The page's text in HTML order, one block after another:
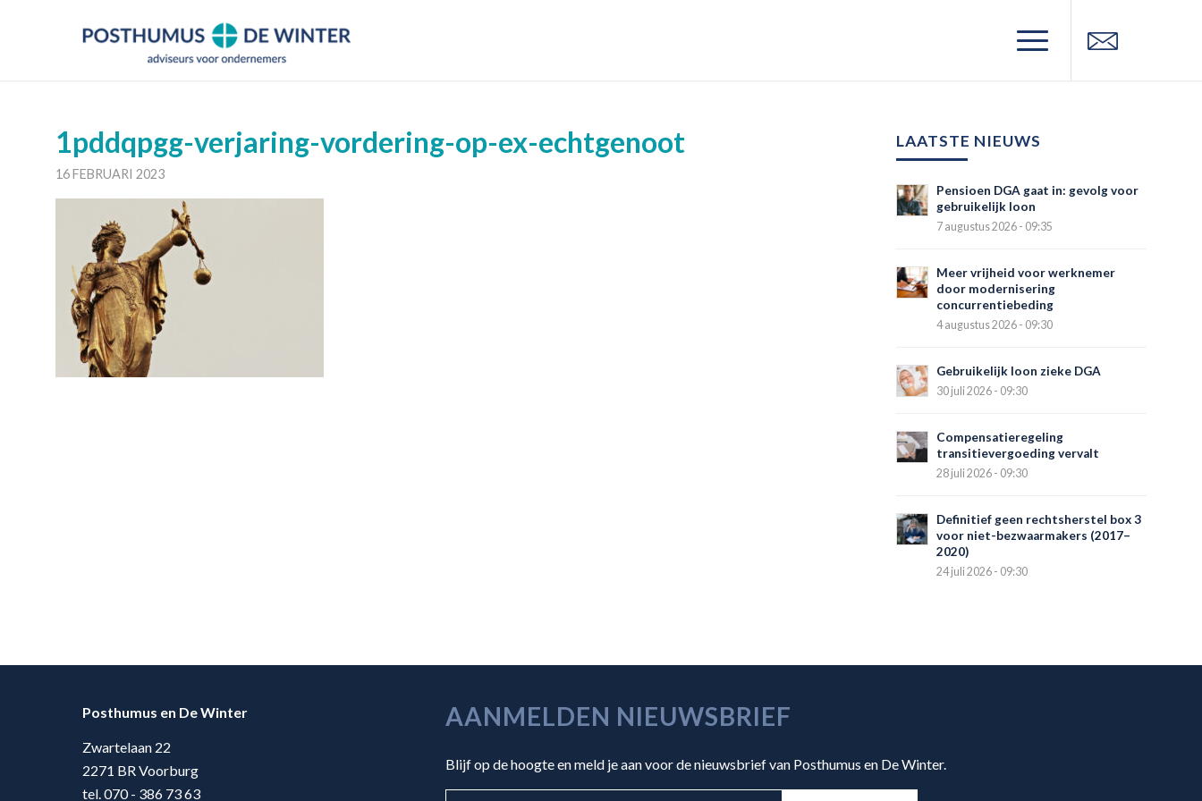
1pddqpgg-verjaring-vordering-op-ex-echtgenoot
16 FEBRUARI 2023
LAATSTE NIEUWS
Pensioen DGA gaat in: gevolg voor
gebruikelijk loon
7 augustus 2026 - 09:35
Meer vrijheid voor werknemer
door modernisering
concurrentiebeding
4 augustus 2026 - 09:30
Gebruikelijk loon zieke DGA
30 juli 2026 - 09:30
Compensatieregeling
transitievergoeding vervalt
28 juli 2026 - 09:30
Definitief geen rechtsherstel box 3
voor niet-bezwaarmakers (2017–
2020)
24 juli 2026 - 09:30
Posthumus en De Winter
Zwartelaan 22
2271 BR Voorburg
tel. 070 - 386 73 63
AANMELDEN NIEUWSBRIEF
Blijf op de hoogte en meld je aan voor de nieuwsbrief van Posthumus en De Winter.